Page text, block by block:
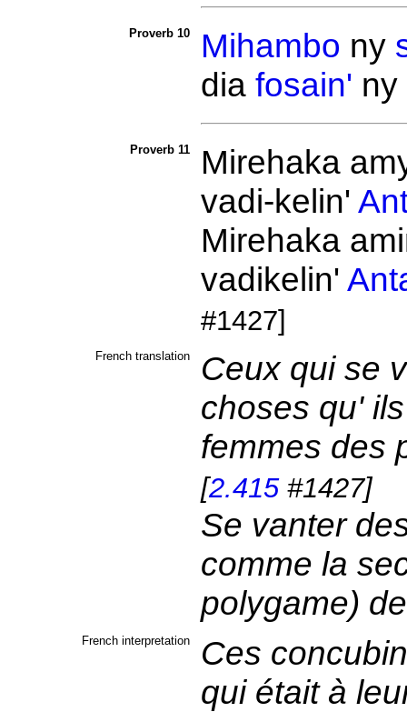
Proverb 10 Mihambo ny
dia fosain' ny
Proverb 11
Mirehaka
vadi-kelin'
Mirehaka
vadikelin'
#1427]
French translation
Ceux qui se
choses qu'
femmes des
[2.415#1427]
Se vanter
comme la
polygame)
French interpretation
Ces
qui était à